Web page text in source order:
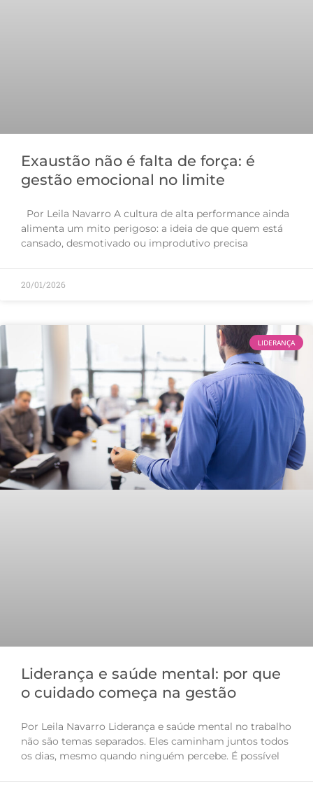
Exaustão não é falta de força: é
gestão emocional no limite
Por Leila Navarro A cultura de alta performance ainda
alimenta um mito perigoso: a ideia de que quem está
cansado, desmotivado ou improdutivo precisa
20/01/2026
LIDERANÇA
Liderança e saúde mental: por que
o cuidado começa na gestão
Por Leila Navarro Liderança e saúde mental no trabalho
não são temas separados. Eles caminham juntos todos
os dias, mesmo quando ninguém percebe. É possível